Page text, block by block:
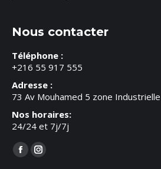
Nous contacter
Téléphone :
+216 55 917 555
Adresse :
73 Av Mouhamed 5 zone
Nos horaires:
24/24 et 7j/7j
Trouvez nous sur :
FacebookInstagram